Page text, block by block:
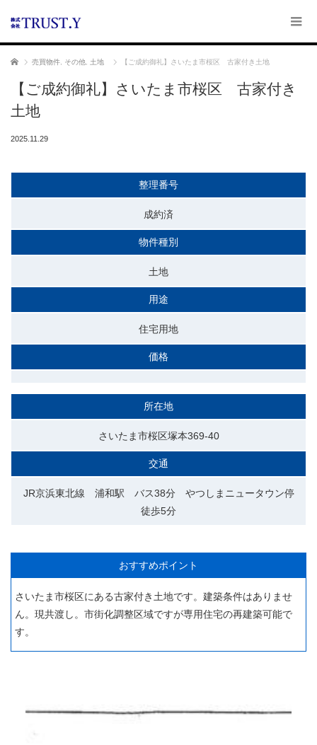
ホーム 売買物件 その他 土地 【ご成約御礼】さいたま市桜区 古家付き土地
【ご成約御礼】さいたま市桜区 古家付き
土地
2025.11.29
整理番号
成約済
物件種別
土地
用途
住宅用地
価格
所在地
さいたま市桜区塚本369-40
交通
JR京浜東北線 浦和駅 バス38分 やつしまニュータウン停
徒歩5分
おすすめポイント
さいたま市桜区にある古家付き土地です。建築条件はありませ
ん。現共渡し。市街化調整区域ですが専用住宅の再建築可能で
す。